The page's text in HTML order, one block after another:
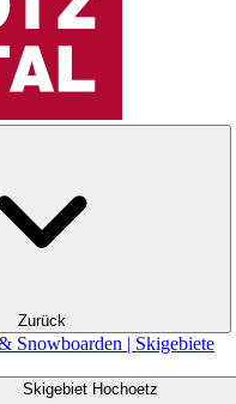
Zurück
Snowboarden | Skigebiete
Skigebiet Hochoetz